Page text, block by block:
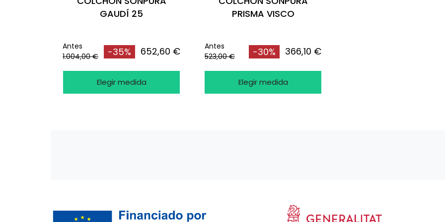
GAUDÍ 25
Antes
1.004,00 €
-35% 652,60 €
Elegir medida
PRISMA VISCO
Antes
523,00 €
-30% 366,10 €
Elegir medida